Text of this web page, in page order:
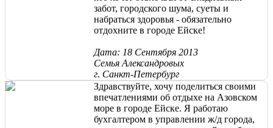
забот, городского шума, суеты и
набраться здоровья - обязательно
отдохните в городе Ейске!
Дата: 18 Сентября 2013
Семья Александровых
г. Санкт-Петербург
Здравствуйте, хочу поделиться своими
впечатлениями об отдыхе на Азовском
море в городе Ейске. Я работаю
бухгалтером в управлении ж/д города,